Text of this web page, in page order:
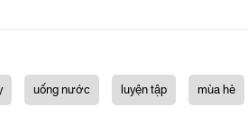
uống nước luyện tập mùa hè